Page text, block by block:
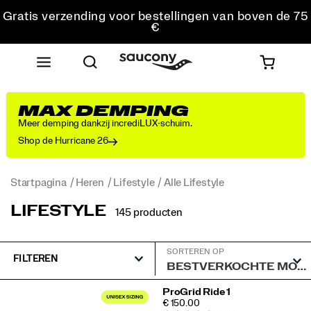
Gratis verzending voor bestellingen van boven de 75
€
Gratis retourzending voor alle bestellingen
Krijg 10% korting op je eerste bestelling
MAX DEMPING
Meer demping dankzij incrediLUX-schuim.
Shop de Hurricane 26
Startpagina Heren Lifestyle Alle Lifestyle
LIFESTYLE 145 producten
FILTEREN
SORTEREN OP
ProGrid Ride 1
PRICE
€ 150.00